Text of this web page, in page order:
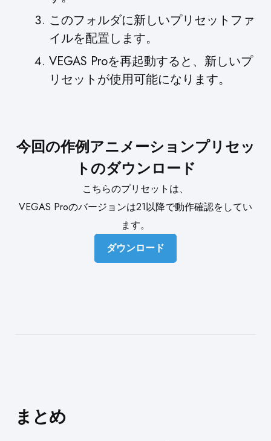
このフォルダに新しいプリセットファ
イルを配置します。
VEGAS Proを再起動すると、新しいプ
リセットが使用可能になります。
今回の作例アニメーションプリセッ
トのダウンロード
こちらのプリセットは、
VEGAS Proのバージョンは21以降で動作確認をしてい
ます。
ダウンロード
まとめ